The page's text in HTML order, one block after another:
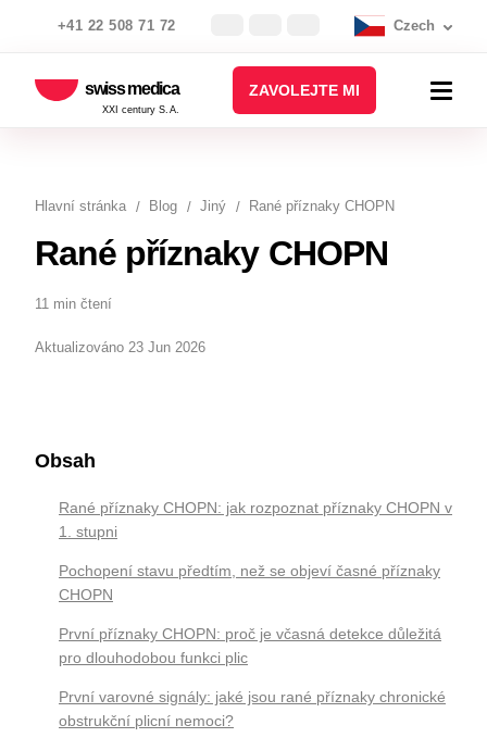
+41 22 508 71 72 Czech
swiss medica
XXI century S.A.
ZAVOLEJTE MI
Hlavní stránka Blog Jiný Rané příznaky CHOPN
Rané příznaky CHOPN
11 min čtení
Aktualizováno 23 Jun 2026
Obsah
Rané příznaky CHOPN: jak rozpoznat příznaky CHOPN v
1. stupni
Pochopení stavu předtím, než se objeví časné příznaky
CHOPN
První příznaky CHOPN: proč je včasná detekce důležitá
pro dlouhodobou funkci plic
První varovné signály: jaké jsou rané příznaky chronické
obstrukční plicní nemoci?